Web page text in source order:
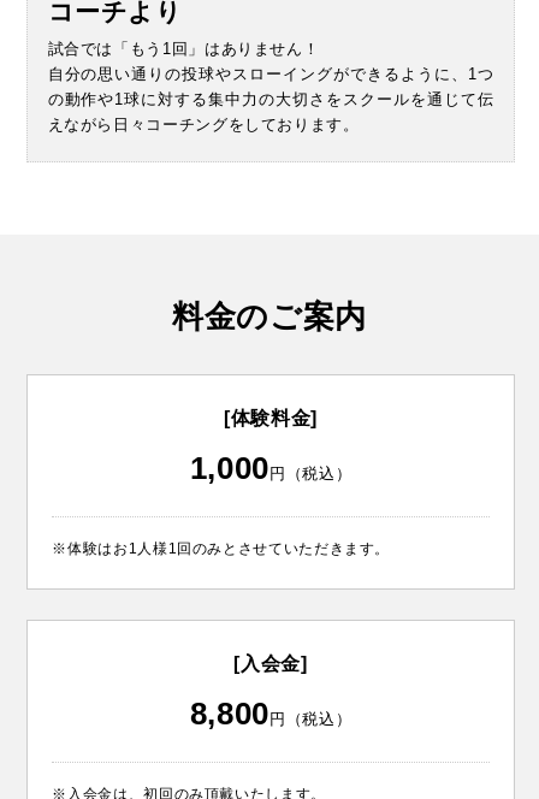
コーチより
試合では「もう1回」はありません！
自分の思い通りの投球やスローイングができるように、1つ
の動作や1球に対する集中力の大切さをスクールを通じて伝
えながら日々コーチングをしております。
料金のご案内
[体験料金]
1,000円（税込）
※体験はお1人様1回のみとさせていただきます。
[入会金]
8,800円（税込）
※入会金は、初回のみ頂戴いたします。